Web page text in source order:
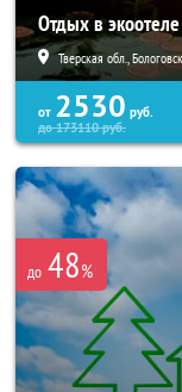
Отдых в
Тверская обл.,
от 2530 руб.
до173110руб.
до 48%